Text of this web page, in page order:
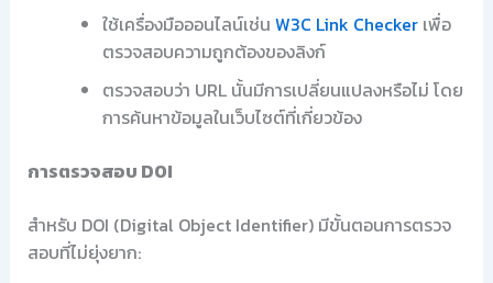
ใช้เครื่องมือออนไลน์เช่น W3C Link Checkerเพื่อ
ตรวจสอบความถูกต้องของลิงก์
ตรวจสอบว่า URL นั้นมีการเปลี่ยนแปลงหรือไม่ โดย
การค้นหาข้อมูลในเว็บไซต์ที่เกี่ยวข้อง
การตรวจสอบ DOI
สำหรับ DOI (Digital Object Identifier) มีขั้นตอนการตรวจ
สอบที่ไม่ยุ่งยาก: